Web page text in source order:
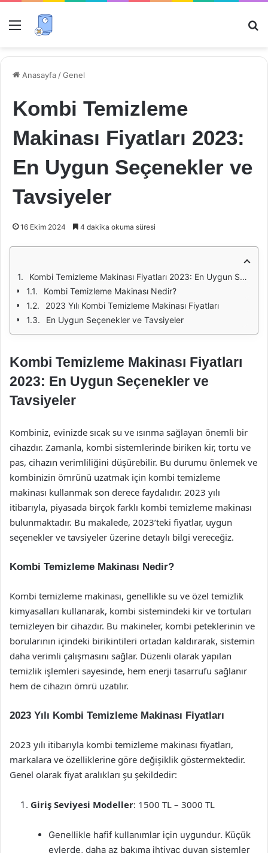
Menü
Anasayfa /Genel
Kombi Temizleme
Makinası Fiyatları 2023:
En Uygun Seçenekler ve
Tavsiyeler
16 Ekim 2024 4 dakika okuma süresi
Kombi Temizleme Makinası Fiyatları 2023: En Uygun Seçenekler ve Tavsiyeler
Kombi Temizleme Makinası Nedir?
2023 Yılı Kombi Temizleme Makinası Fiyatları
En Uygun Seçenekler ve Tavsiyeler
Kombi Temizleme Makinası Fiyatları
2023: En Uygun Seçenekler ve
Tavsiyeler
Kombiniz, evinizde sıcak su ve ısınma sağlayan önemli bir
cihazdır. Zamanla, kombi sistemlerinde biriken kir, tortu ve
pas, cihazın verimliliğini düşürebilir. Bu durumu önlemek ve
kombinizin ömrünü uzatmak için kombi temizleme
makinası kullanmak son derece faydalıdır. 2023 yılı
itibarıyla, piyasada birçok farklı kombi temizleme makinası
bulunmaktadır. Bu makalede, 2023’teki fiyatlar, uygun
seçenekler ve tavsiyeler üzerine detaylı bilgi vereceğiz.
Kombi Temizleme Makinası Nedir?
Kombi temizleme makinası, genellikle su ve özel temizlik
kimyasalları kullanarak, kombi sistemindeki kir ve tortuları
temizleyen bir cihazdır. Bu makineler, kombi peteklerinin ve
borularının içindeki birikintileri ortadan kaldırarak, sistemin
daha verimli çalışmasını sağlar. Düzenli olarak yapılan
temizlik işlemleri sayesinde, hem enerji tasarrufu sağlanır
hem de cihazın ömrü uzatılır.
2023 Yılı Kombi Temizleme Makinası Fiyatları
2023 yılı itibarıyla kombi temizleme makinası fiyatları,
markalara ve özelliklerine göre değişiklik göstermektedir.
Genel olarak fiyat aralıkları şu şekildedir:
Giriş Seviyesi Modeller: 1500 TL – 3000 TL
Genellikle hafif kullanımlar için uygundur. Küçük
evlerde, daha az bakıma ihtiyaç duyan sistemler